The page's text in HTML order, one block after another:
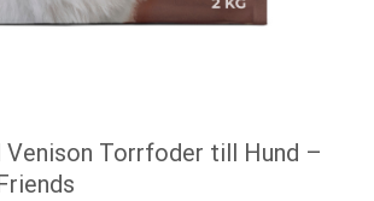
Venison Torrfoder till Hund –